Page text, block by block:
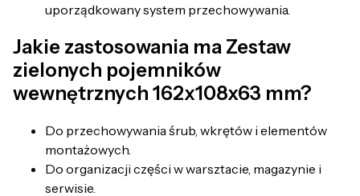
uporządkowany system przechowywania.
Jakie zastosowania ma Zestaw
zielonych pojemników
wewnętrznych 162x108x63 mm?
Do przechowywania śrub, wkrętów i elementów
montażowych.
Do organizacji części w warsztacie, magazynie i
serwisie.